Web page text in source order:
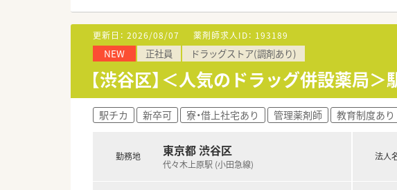
更新日： 2026/08/07 薬剤師求人ID： 193189
NEW 正社員 ドラッグストア(調剤あり)
【渋谷区】＜人気のドラッグ併設薬局
駅チカ 新卒可 寮・借上社宅あり 管理薬剤師 教育制度あり
勤務地 東京都 渋谷区
代々木上原駅 (小田急線)
法人